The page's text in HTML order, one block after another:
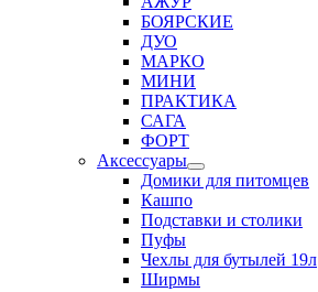
БОЯРСКИЕ
ДУО
МАРКО
МИНИ
ПРАКТИКА
САГА
ФОРТ
Аксессуары
Домики для питомцев
Кашпо
Подставки и столики
Пуфы
Чехлы для бутылей 19л
Ширмы